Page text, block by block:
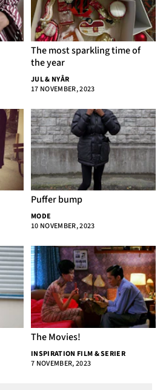
The most sparkling time of
the year
JUL & NYÅR
17 NOVEMBER, 2023
Puffer bump
MODE
10 NOVEMBER, 2023
The Movies!
INSPIRATION FILM & SERIER
7 NOVEMBER, 2023